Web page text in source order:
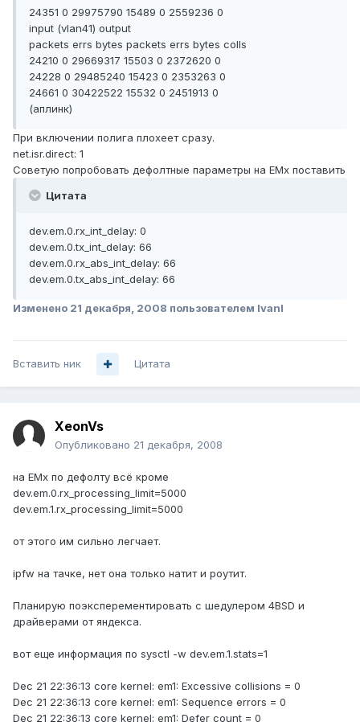
24351 0 29975790 15489 0 2559236 0
input (vlan41) output
packets errs bytes packets errs bytes colls
24210 0 29669317 15503 0 2372620 0
24228 0 29485240 15423 0 2353263 0
24661 0 30422522 15532 0 2451913 0
(аплинк)
При включении полига плохеет сразу.
net.isr.direct: 1
Советую попробовать дефолтные параметры на EMx поставить
Цитата
dev.em.0.rx_int_delay: 0
dev.em.0.tx_int_delay: 66
dev.em.0.rx_abs_int_delay: 66
dev.em.0.tx_abs_int_delay: 66
Изменено 21 декабря, 2008 пользователем IvanI
Вставить ник Цитата
XeonVs
Опубликовано 21 декабря, 2008
на EMх по дефолту всё кроме
dev.em.0.rx_processing_limit=5000
dev.em.1.rx_processing_limit=5000
от этого им сильно легчает.
ipfw на тачке, нет она только натит и роутит.
Планирую поэксперементировать с шедулером 4BSD и
драйверами от яндекса.
вот еще информация по sysctl -w dev.em.1.stats=1
Dec 21 22:36:13 core kernel: em1: Excessive collisions = 0
Dec 21 22:36:13 core kernel: em1: Sequence errors = 0
Dec 21 22:36:13 core kernel: em1: Defer count = 0